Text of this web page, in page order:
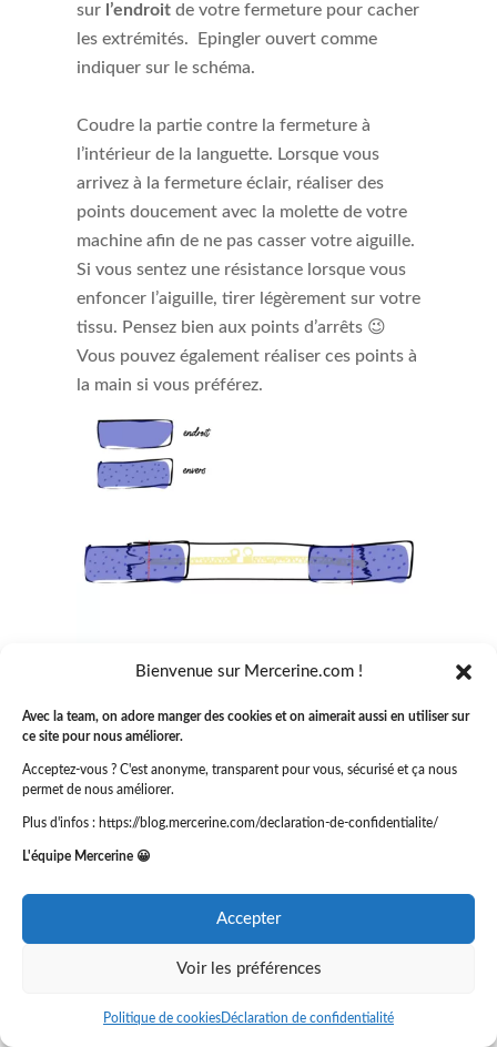
Bienvenue sur Mercerine.com !
Avec la team, on adore manger des cookies et on aimerait aussi en utiliser sur
ce site pour nous améliorer.
Acceptez-vous ? C'est anonyme, transparent pour vous, sécurisé et ça nous
permet de nous améliorer.
Plus d'infos : https://blog.mercerine.com/declaration-de-confidentialite/
L'équipe Mercerine 😀
Accepter
Voir les préférences
Politique de cookies Déclaration de confidentialité
sur l’endroit de votre fermeture pour cacher
les extrémités. Epingler ouvert comme
indiquer sur le schéma.
Coudre la partie contre la fermeture à
l’intérieur de la languette. Lorsque vous
arrivez à la fermeture éclair, réaliser des
points doucement avec la molette de votre
machine afin de ne pas casser votre aiguille.
Si vous sentez une résistance lorsque vous
enfoncer l’aiguille, tirer légèrement sur votre
tissu. Pensez bien aux points d’arrêts 😉
Vous pouvez également réaliser ces points à
la main si vous préférez.
Replier ensuite votre languette sur elle-
même par dessus la couture.